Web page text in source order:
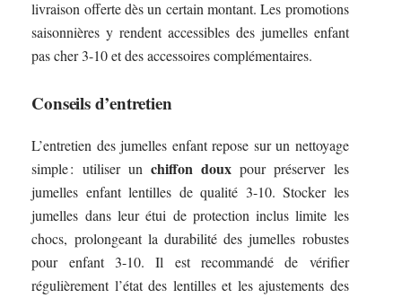
livraison offerte dès un certain montant. Les promotions
saisonnières y rendent accessibles des jumelles enfant
pas cher 3-10 et des accessoires complémentaires.
Conseils d’entretien
L’entretien des jumelles enfant repose sur un nettoyage
simple : utiliser un chiffon doux pour préserver les
jumelles enfant lentilles de qualité 3-10. Stocker les
jumelles dans leur étui de protection inclus limite les
chocs, prolongeant la durabilité des jumelles robustes
pour enfant 3-10. Il est recommandé de vérifier
régulièrement l’état des lentilles et les ajustements des